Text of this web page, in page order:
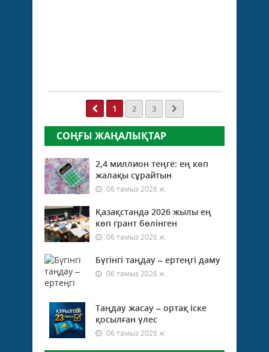
1 2 3
СОҢҒЫ ЖАҢАЛЫҚТАР
2,4 миллион теңге: ең көп
жалақы сұрайтын
06 тамыз 2026 ж.
Қазақстанда 2026 жылы ең
көп грант бөлінген
06 тамыз 2026 ж.
Бүгінгі таңдау – ертеңгі даму
06 тамыз 2026 ж.
Таңдау жасау – ортақ іске
қосылған үлес
06 тамыз 2026 ж.